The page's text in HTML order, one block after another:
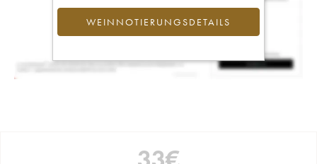
WEINNOTIERUNGSDETAILS